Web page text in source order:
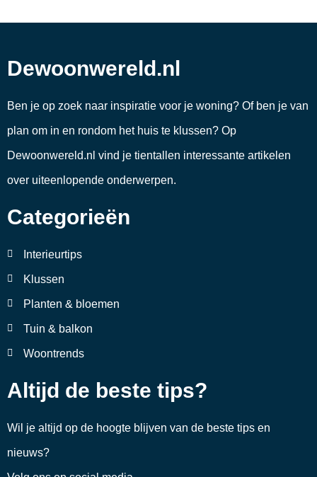
Dewoonwereld.nl
Ben je op zoek naar inspiratie voor je woning? Of ben je van
plan om in en rondom het huis te klussen? Op
Dewoonwereld.nl vind je tientallen interessante artikelen
over uiteenlopende onderwerpen.
Categorieën
Interieurtips
Klussen
Planten & bloemen
Tuin & balkon
Woontrends
Altijd de beste tips?
Wil je altijd op de hoogte blijven van de beste tips en
nieuws?